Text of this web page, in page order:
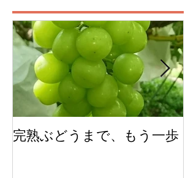
完熟ぶどうまで、もう一歩